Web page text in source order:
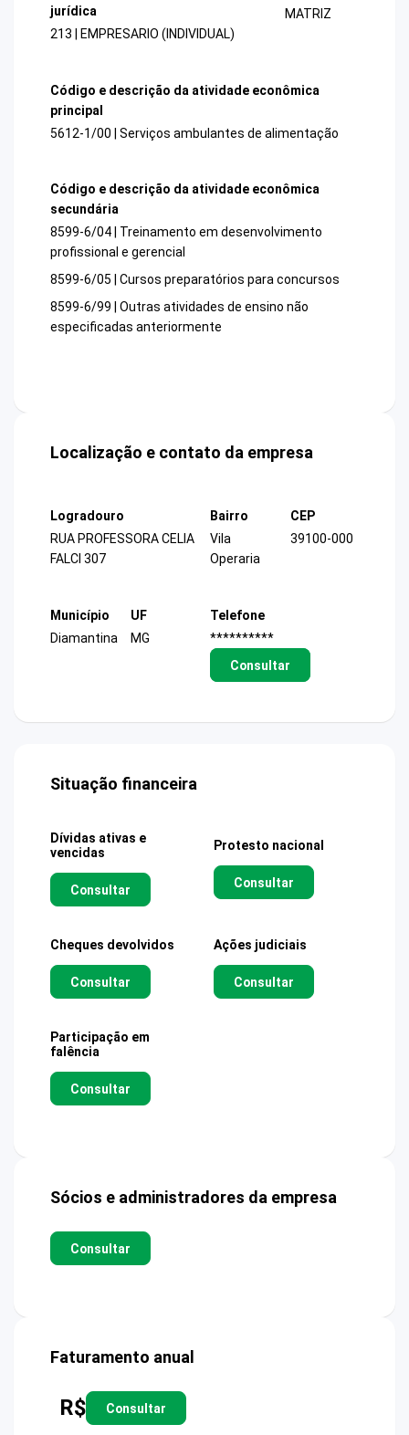
jurídica
213 | EMPRESARIO (INDIVIDUAL)
MATRIZ
Código e descrição da atividade econômica
principal
5612-1/00 | Serviços ambulantes de alimentação
Código e descrição da atividade econômica
secundária
8599-6/04 | Treinamento em desenvolvimento
profissional e gerencial
8599-6/05 | Cursos preparatórios para concursos
8599-6/99 | Outras atividades de ensino não
especificadas anteriormente
Localização e contato da empresa
Logradouro
RUA PROFESSORA CELIA
FALCI 307
Bairro
Vila
Operaria
CEP
39100-000
Município
Diamantina
UF
MG
Telefone
**********
Consultar
Situação financeira
Dívidas ativas e
vencidas
Consultar
Protesto nacional
Consultar
Cheques devolvidos
Consultar
Ações judiciais
Consultar
Participação em
falência
Consultar
Sócios e administradores da empresa
Consultar
Faturamento anual
R$ Consultar